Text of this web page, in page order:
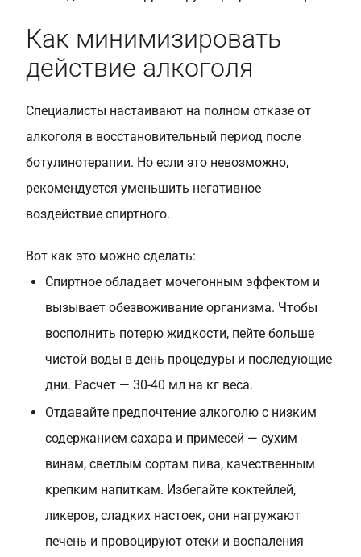
Как минимизировать
действие алкоголя
Специалисты настаивают на полном отказе от
алкоголя в восстановительный период после
ботулинотерапии. Но если это невозможно,
рекомендуется уменьшить негативное
воздействие спиртного.
Вот как это можно сделать:
Спиртное обладает мочегонным эффектом и
вызывает обезвоживание организма. Чтобы
восполнить потерю жидкости, пейте больше
чистой воды в день процедуры и последующие
дни. Расчет — 30-40 мл на кг веса.
Отдавайте предпочтение алкоголю с низким
содержанием сахара и примесей — сухим
винам, светлым сортам пива, качественным
крепким напиткам. Избегайте коктейлей,
ликеров, сладких настоек, они нагружают
печень и провоцируют отеки и воспаления